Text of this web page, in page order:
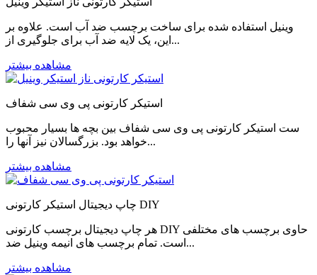
وینیل استفاده شده برای ساخت برچسب ضد آب است. علاوه بر
این، یک لایه ضد آب برای جلوگیری از...
مشاهده بیشتر
استیکر کارتونی پی وی سی شفاف
ست استیکر کارتونی پی وی سی شفاف بین بچه ها بسیار محبوب
خواهد بود. بزرگسالان نیز آنها را...
مشاهده بیشتر
چاپ دیجیتال استیکر کارتونی DIY
هر چاپ دیجیتال برچسب کارتونی DIY حاوی برچسب های مختلفی
است. تمام برچسب های انیمه وینیل ضد...
مشاهده بیشتر